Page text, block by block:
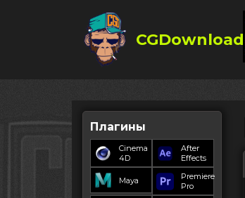
CGDownload
Плагины
Cinema
4D
After
Effects
Maya
Premiere
Pro